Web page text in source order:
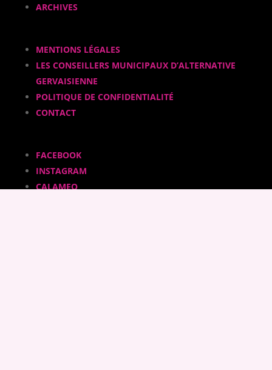
ARCHIVES
MENTIONS LÉGALES
LES CONSEILLERS MUNICIPAUX D’ALTERNATIVE
GERVAISIENNE
POLITIQUE DE CONFIDENTIALITÉ
CONTACT
FACEBOOK
INSTAGRAM
CALAMEO